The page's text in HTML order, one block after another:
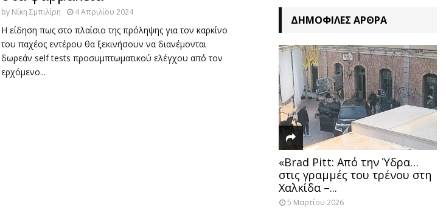
by Νίκη Σμπιλίρη 4 Απριλίου 2024
H είδηση πως στο πλαίσιο της πρόληψης για τον καρκίνο
του παχέος εντέρου θα ξεκινήσουν να διανέμονται
δωρεάν self tests προσυμπτωματικού ελέγχου από τον
ερχόμενο...
ΔΗΜΟΦΙΛΈΣ ΆΡΘΡΑ
«Brad Pitt: Από την Ύδρα…
στις γραμμές του τρένου στη
Χαλκίδα –...
5 Μαρτίου 2026